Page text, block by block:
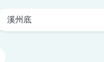
溪州底